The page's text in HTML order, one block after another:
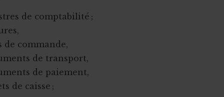
de comptabilité ;
de commande,
de transport,
de paiement,
de caisse ;